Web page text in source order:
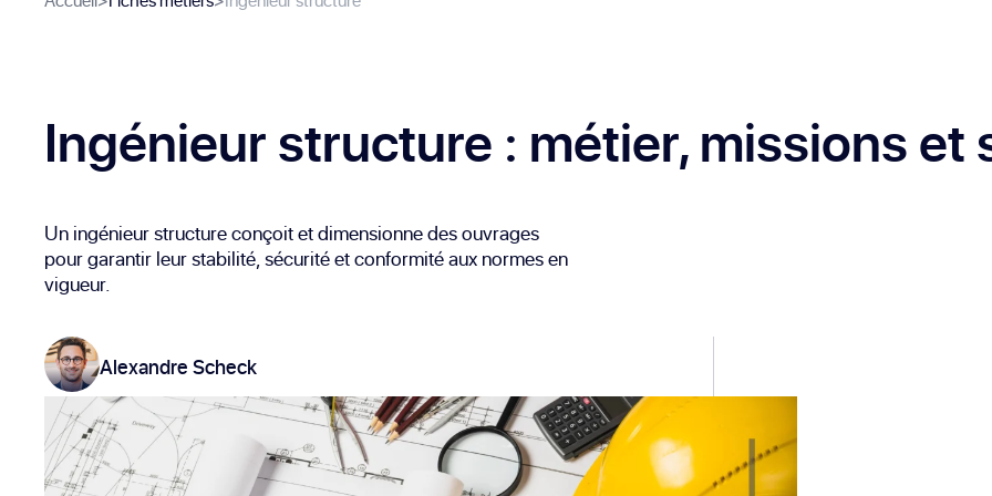
Ingénieur structure : métier, missions et
Un ingénieur structure conçoit et dimensionne des ouvrages
pour garantir leur stabilité, sécurité et conformité aux normes en
vigueur.
Alexandre Scheck